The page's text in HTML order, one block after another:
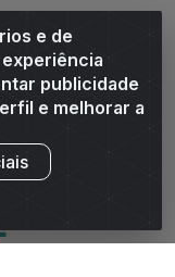
e de
publicidade
e melhorar a
- Sitio Moco,
0001-47